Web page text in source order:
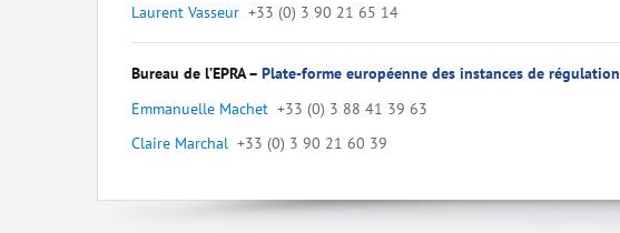
Laurent Vasseur +33 (0) 3 90 21 65 14
Bureau de l’EPRA – Plate-forme européenne des instances de régulation
Emmanuelle Machet +33 (0) 3 88 41 39 63
Claire Marchal +33 (0) 3 90 21 60 39